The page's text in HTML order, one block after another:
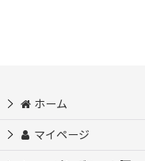
ホーム
マイページ